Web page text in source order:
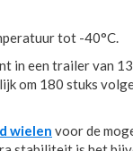
tot -40°C.
in een trailer van
om 180 stuks
wielen voor de